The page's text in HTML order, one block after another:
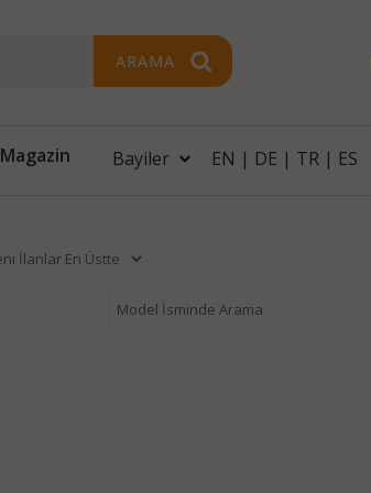
ARAMA
Magazin Bayiler EN | DE | TR | ES